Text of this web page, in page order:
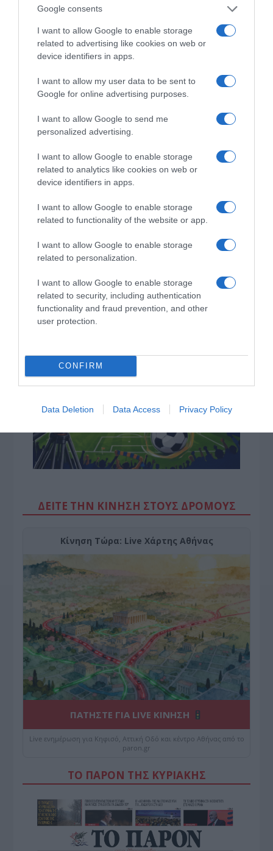
Google consents
I want to allow Google to enable storage
related to advertising like cookies on web or
device identifiers in apps.
I want to allow my user data to be sent to
Google for online advertising purposes.
I want to allow Google to send me
personalized advertising.
I want to allow Google to enable storage
related to analytics like cookies on web or
device identifiers in apps.
I want to allow Google to enable storage
related to functionality of the website or app.
I want to allow Google to enable storage
related to personalization.
I want to allow Google to enable storage
related to security, including authentication
functionality and fraud prevention, and other
user protection.
CONFIRM
Data Deletion Data Access Privacy Policy
Οι άνθρωποι, οι αυθεντικές ιστορίες,
πολιτισμός που μας ενώνει κάθε μέρα.
ΌΣΑ ΧΡΕΙΆΖΕΣΑΙ
ΡΟΗ ΕΙΔΗΣΕΩΝ
Το σχέδιο του Ισραήλ για τους Κούρδους
Ε. Λιακούλη: «Το σκάνδαλο των υποκλοπών δεν
μπορεί να μείνει στο σκοτάδι ενός αρχείου»
ΤΟ ΠΑΡΟΝ: Ρυθμιστής ο Αντώνης Σαμαράς – Απειλή
για ΝΔ
Ιππασία – Η Ελλάδα στο Παγκόσμιο Πρωτάθλημα
Ιππασίας!
Ανακοίνωση της Ελληνικής Αριστερής Συμπαράταξης:
Οι «άριστοι» τελευταίοι των τελευταίων
Ελληνικός Ερυθρός Σταυρός: Τι πρέπει να περιέχει
ΔΕΙΤΕ ΤΗΝ ΚΙΝΗΣΗ ΣΤΟΥΣ ΔΡΌΜΟΥΣ
Κίνηση Τώρα: Live Χάρτης Αθήνας
ΠΑΤΗΣΤΕ ΓΙΑ LIVE ΚΙΝΗΣΗ
Live ενημέρωση για Κηφισό, Αττική Οδό και κέντρο Αθήνας από το
paron.gr
ΤΟ ΠΑΡΟΝ ΤΗΣ ΚΥΡΙΑΚΗΣ